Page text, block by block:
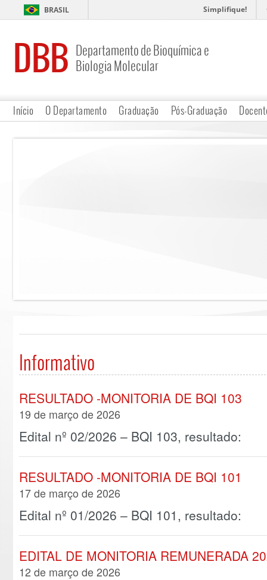
BRASIL Simplifique!
DBB Departamento de Bioquímica e
Biologia Molecular
Início O Departamento Graduação Pós-Graduação
Informativo
RESULTADO -MONITORIA DE BQI 103
19 de março de 2026
Edital nº 02/2026 – BQI 103, resultado:
RESULTADO -MONITORIA DE BQI 101
17 de março de 2026
Edital nº 01/2026 – BQI 101, resultado:
EDITAL DE MONITORIA REMUNERADA
12 de março de 2026